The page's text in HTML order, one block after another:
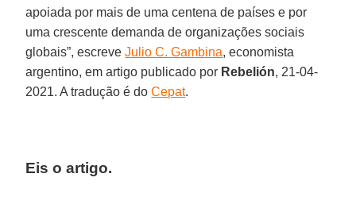
apoiada por mais de uma centena de países e por
uma crescente demanda de organizações sociais
globais”, escreveJulio C. Gambina, economista
argentino, em artigo publicado por Rebelión, 21-04-
2021. A tradução é doCepat.
Eis o artigo.